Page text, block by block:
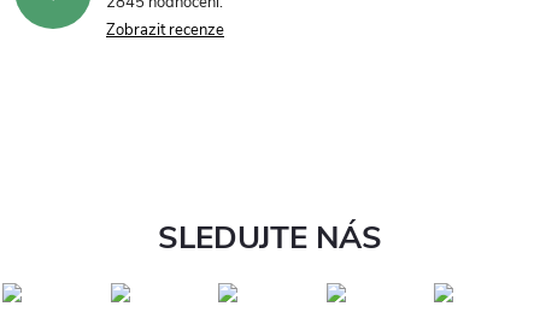
Zobrazit recenze
SLEDUJTE NÁS